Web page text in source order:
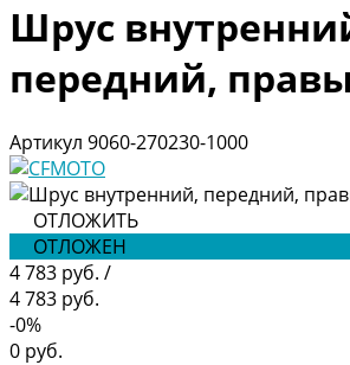
Шрус
передний,
Артикул 9060-270230-1000
ОТЛОЖИТЬ
ОТЛОЖЕН
4 783 руб. /
4 783 руб.
-0%
0 руб.